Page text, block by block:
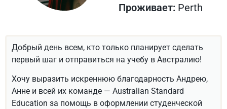
Проживает: Perth
Добрый день всем, кто только планирует сделать
первый шаг и отправиться на учебу в Австралию!
Хочу выразить искреннюю благодарность Андрею,
Анне и всей их команде — Australian Standard
Education за помощь в оформлении студенческой